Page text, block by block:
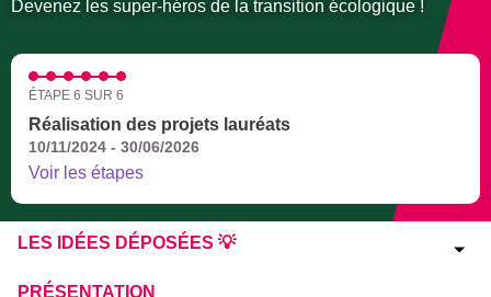
Devenez les super-héros de la transition écologique !
ÉTAPE 6 SUR 6
Réalisation des projets lauréats
10/11/2024 - 30/06/2026
Voir les étapes
LES IDÉES DÉPOSÉES 💡
PRÉSENTATION